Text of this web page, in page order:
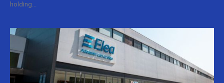
holding...